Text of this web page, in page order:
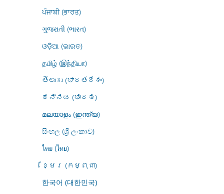
ਪੰਜਾਬੀ (ਭਾਰਤ)
ગુજરાતી (ભારત)
ଓଡ଼ିଆ (ଭାରତ)
தமிழ் (இந்தியா)
తెలుగు (భారతదేశం)
ಕನ್ನಡ (ಭಾರತ)
മലയാളം (ഇന്ത്യ)
සිංහල (ශ්‍රී ලංකාව)
ไทย (ไทย)
ខ្មែរ (កម្ពុជា)
한국어 (대한민국)